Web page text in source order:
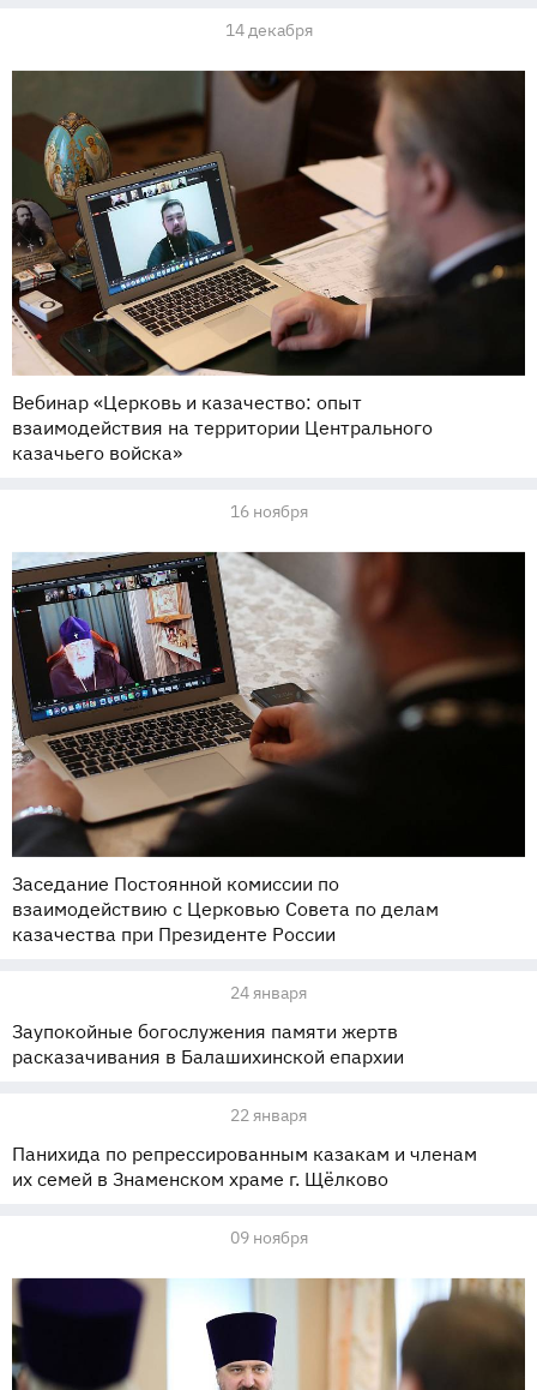
14 декабря
Вебинар «Церковь и казачество: опыт
взаимодействия на территории Центрального
казачьего войска»
16 ноября
Заседание Постоянной комиссии по
взаимодействию с Церковью Совета по делам
казачества при Президенте России
24 января
Заупокойные богослужения памяти жертв
расказачивания в Балашихинской епархии
22 января
Панихида по репрессированным казакам и членам
их семей в Знаменском храме г. Щёлково
09 ноября